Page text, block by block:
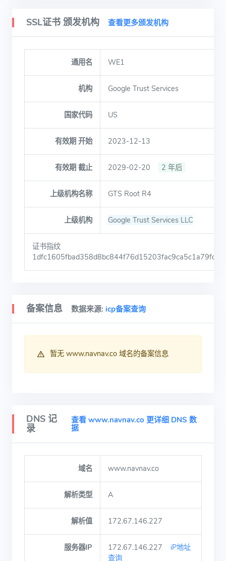
SSL证书 颁发机构 查看更多颁发机构
通用名 WE1
机构 Google Trust Services
国家代码 US
有效期 开始 2023-12-13
有效期 截止 2029-02-20 2 年后
上级机构名称 GTS Root R4
上级机构 Google Trust Services LLC
证书指纹
备案信息 数据来源: icp备案查询
暂无 www.navnav.co 域名的备案信息
DNS 记
录
查看 www.navnav.co 更详细 DNS 数
据
域名 www.navnav.co
解析类型 A
解析值 172.67.146.227
服务器IP 172.67.146.227
iP地址
查询